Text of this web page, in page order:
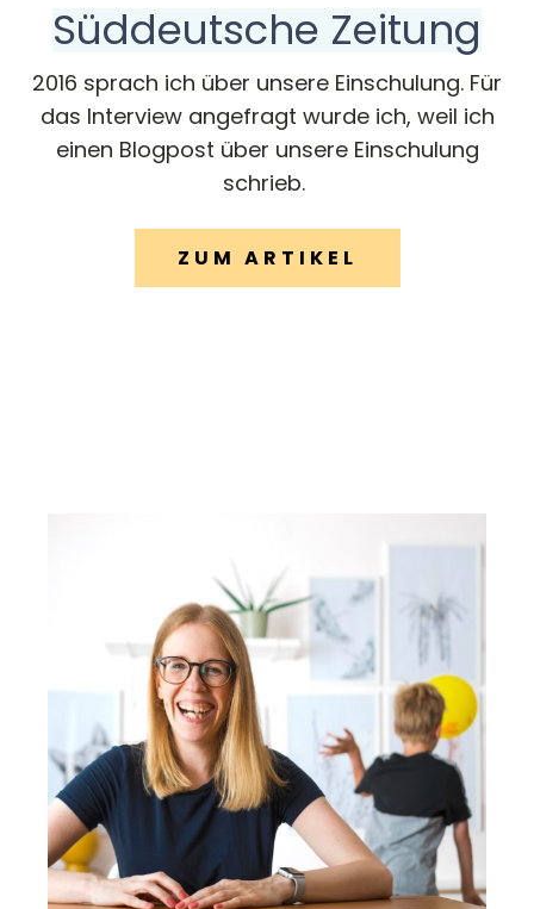
Süddeutsche Zeitung
2016 sprach ich über unsere Einschulung. Für
das Interview angefragt wurde ich, weil ich
einen Blogpost über unsere Einschulung
schrieb.
ZUM ARTIKEL